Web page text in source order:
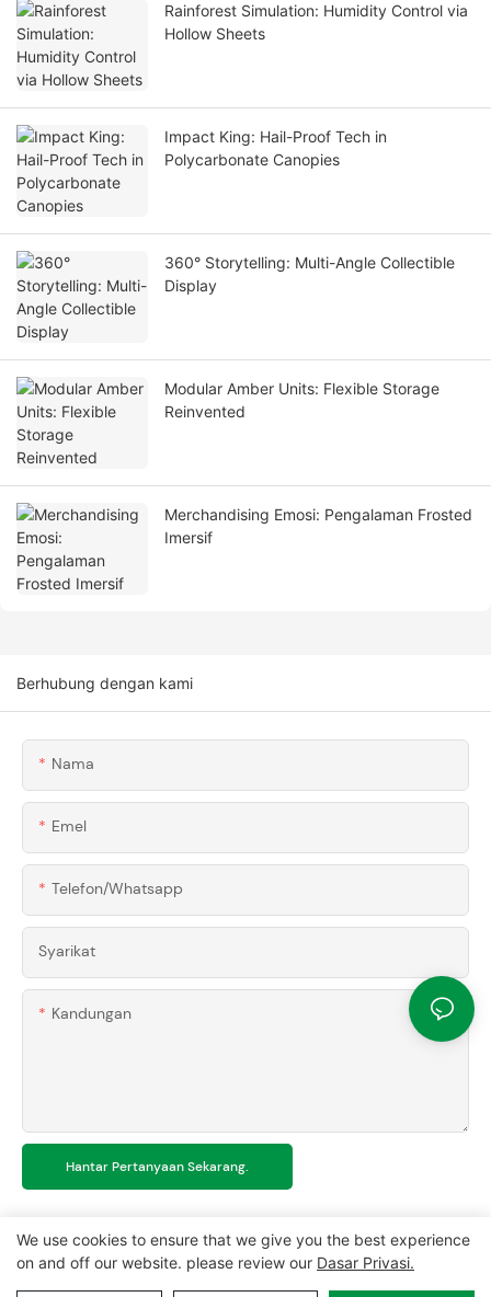
Rainforest Simulation: Humidity Control via
Hollow Sheets
Impact King: Hail-Proof Tech in
Polycarbonate Canopies
360° Storytelling: Multi-Angle Collectible
Display
Modular Amber Units: Flexible Storage
Reinvented
Merchandising Emosi: Pengalaman Frosted
Imersif
Berhubung dengan kami
Nama
Emel
Telefon/whatsapp
Syarikat
Kandungan
Hantar Pertanyaan Sekarang.
We use cookies to ensure that we give you the best experience
on and off our website. please review our Dasar Privasi.